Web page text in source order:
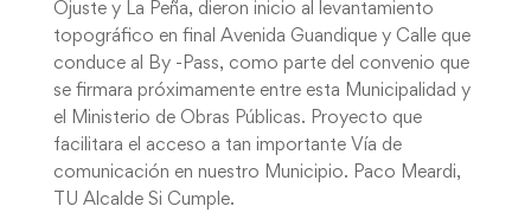
Ojuste y La Peña, dieron inicio al levantamiento
topográfico en final Avenida Guandique y Calle que
conduce al By -Pass, como parte del convenio que
se firmara próximamente entre esta Municipalidad y
el Ministerio de Obras Públicas. Proyecto que
facilitara el acceso a tan importante Vía de
comunicación en nuestro Municipio. Paco Meardi,
TU Alcalde Si Cumple.